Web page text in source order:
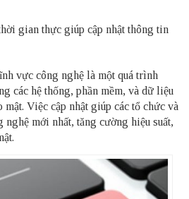
gian thực giúp cập nhật thông tin
vực công nghệ là một quá trình
các hệ thống, phần mềm, và dữ liệu
Việc cập nhật giúp các tổ chức và
nghệ mới nhất, tăng cường hiệu suất,